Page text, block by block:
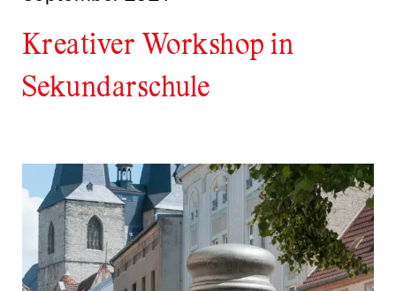
Kreativer Workshop in
Sekundarschule